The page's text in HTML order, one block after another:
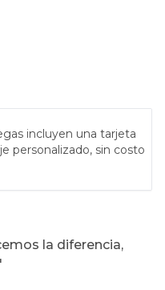
incluyen una tarjeta
personalizado, sin costo
la diferencia,